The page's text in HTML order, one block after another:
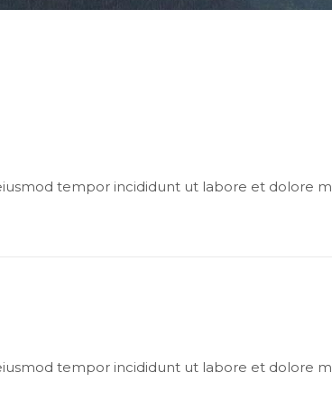
tempor incididunt ut labore et dolore
tempor incididunt ut labore et dolore